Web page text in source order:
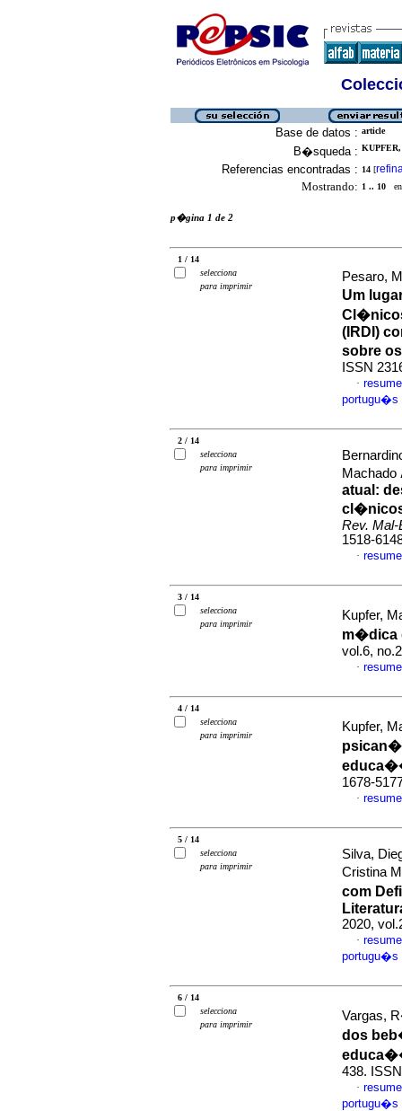
Base de datos : article
B�squeda :
Referencias encontradas : 14 [
Mostrando: 1 .. 10 en
p�gina 1 de 2
1 / 14
selecciona
para imprimir
Pesaro,
Um
(IRDI)
sobre
ISSN
·
portugu�s
2 / 14
selecciona
para imprimir
Machado
atual :
Rev. Mal-
1518-
·
3 / 14
selecciona
para imprimir
Kupfer,
m�dica
vol.6,
·
4 / 14
selecciona
para imprimir
Kupfer,
1678-
·
5 / 14
selecciona
para imprimir
Silva,
Cristina
com
2020,
·
portugu�s
6 / 14
selecciona
para imprimir
Vargas,
dos
438.
·
portugu�s